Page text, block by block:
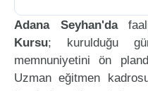
Adana Seyhan'da
Kursu; kurulduğu
memnuniyetini ön
Uzman eğitmen